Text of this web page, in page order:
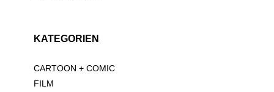
KATEGORIEN
CARTOON + COMIC
FILM